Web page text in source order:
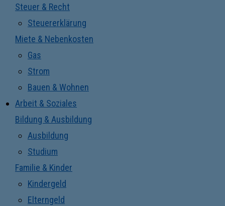
Steuer & Recht
Steuererklärung
Miete & Nebenkosten
Gas
Strom
Bauen & Wohnen
Arbeit & Soziales
Bildung & Ausbildung
Ausbildung
Studium
Familie & Kinder
Kindergeld
Elterngeld